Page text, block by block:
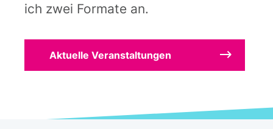
ich zwei Formate an.
Aktuelle Veranstaltungen